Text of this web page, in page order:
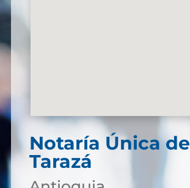
Notaría Única de
Tarazá